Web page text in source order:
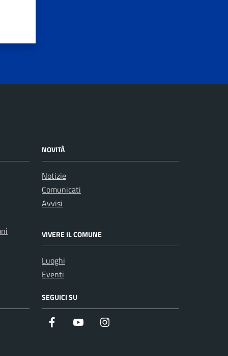
NOVITÀ
Notizie
Comunicati
Avvisi
VIVERE IL COMUNE
Luoghi
Eventi
SEGUICI SU
Facebook Youtube